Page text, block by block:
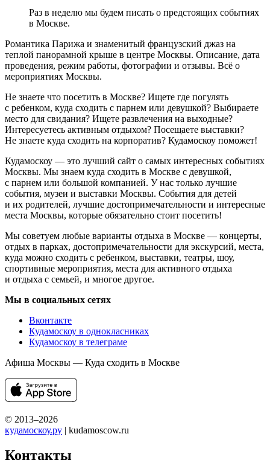
Раз в неделю мы будем писать о предстоящих событиях
в Москве.
Романтика Парижа и знаменитый французский джаз на
теплой панорамной крыше в центре Москвы. Описание, дата
проведения, режим работы, фотографии и отзывы. Всё о
мероприятиях Москвы.
Не знаете что посетить в Москве? Ищете где погулять
с ребенком, куда сходить с парнем или девушкой? Выбираете
место для свидания? Ищете развлечения на выходные?
Интересуетесь активным отдыхом? Посещаете выставки?
Не знаете куда сходить на корпоратив? Кудамоскоу поможет!
Кудамоскоу — это лучший сайт о самых интересных событиях
Москвы. Мы знаем куда сходить в Москве с девушкой,
с парнем или большой компанией. У нас только лучшие
события, музеи и выставки Москвы. События для детей
и их родителей, лучшие достопримечательности и интересные
места Москвы, которые обязательно стоит посетить!
Мы советуем любые варианты отдыха в Москве — концерты,
отдых в парках, достопримечательности для экскурсий, места,
куда можно сходить с ребенком, выставки, театры, шоу,
спортивные мероприятия, места для активного отдыха
и отдыха с семьей, и многое другое.
Мы в социальных сетях
Вконтакте
Кудамоскоу в однокласниках
Кудамоскоу в телеграме
Афиша Москвы — Куда сходить в Москве
© 2013–2026
кудамоскоу.ру | kudamoscow.ru
Контакты